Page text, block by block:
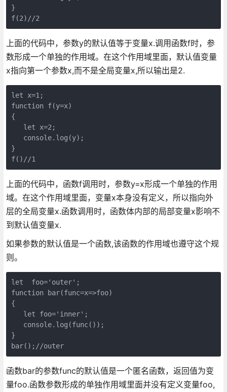
}
f(2)//2
上面的代码中，参数y的默认值等于变量x.调用函数f时，参
数形成一个单独的作用域。在这个作用域里面，默认值变量
x指向第一个参数x,而不是全局变量x,所以输出是2.
let x=1;
function f(y=x)
{
   let x=2;
   console.log(y);
}
f()//1
上面的代码中，函数f调用时，参数y=x形成一个单独的作用
域。在这个作用域里面，变量x本身没有定义，所以指向外
层的全局变量x.函数调用时，函数体内部的局部变量x影响不
到默认值变量x.
如果参数的默认值是一个函数,该函数的作用域也遵守这个规
则。
let  foo='outer';
function bar(func=x=>foo)
{
   let foo='inner';
   console.log(func());
}
bar();//outer
函数bar的参数func的默认值是一个匿名函数，返回值为变
量foo.函数参数形成的单独作用域里面并没有定义变量foo,